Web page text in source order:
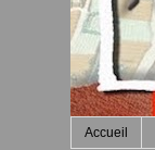
Accueil